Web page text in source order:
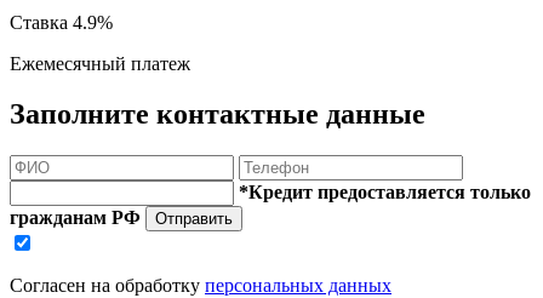
Ставка 4.9%
Ежемесячный платеж
Заполните контактные данные
*Кредит предоставляется только
гражданам РФ
Отправить
Согласен на обработку персональных данных